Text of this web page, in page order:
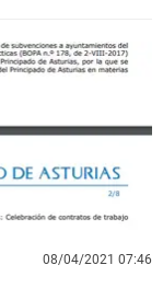
08/04/2021 07:46